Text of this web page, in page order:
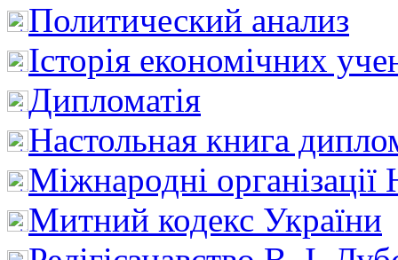
Политический анализ
Історія економічних
Дипломатія
Настольная книга
Міжнародні
Митний кодекс України